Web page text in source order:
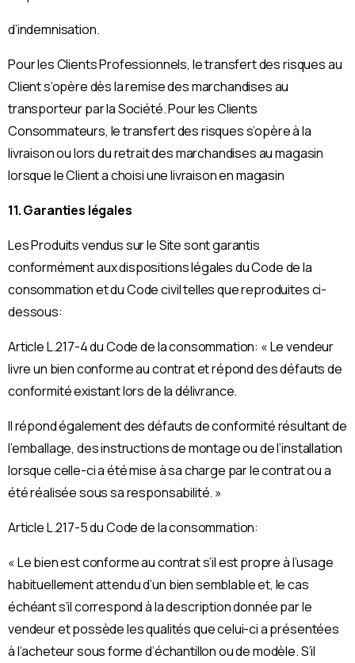
d’indemnisation.
Pour les Clients Professionnels, le transfert des risques au
Client s’opère dès la remise des marchandises au
transporteur par la Société. Pour les Clients
Consommateurs, le transfert des risques s’opère à la
livraison ou lors du retrait des marchandises au magasin
lorsque le Client a choisi une livraison en magasin
11. Garanties légales
Les Produits vendus sur le Site sont garantis
conformément aux dispositions légales du Code de la
consommation et du Code civil telles que reproduites ci-
dessous:
Article L.217-4 du Code de la consommation: « Le vendeur
livre un bien conforme au contrat et répond des défauts de
conformité existant lors de la délivrance.
Il répond également des défauts de conformité résultant de
l’emballage, des instructions de montage ou de l’installation
lorsque celle-ci a été mise à sa charge par le contrat ou a
été réalisée sous sa responsabilité. »
Article L.217-5 du Code de la consommation:
« Le bien est conforme au contrat s’il est propre à l’usage
habituellement attendu d’un bien semblable et, le cas
échéant s’il correspond à la description donnée par le
vendeur et possède les qualités que celui-ci a présentées
à l’acheteur sous forme d’échantillon ou de modèle. S’il